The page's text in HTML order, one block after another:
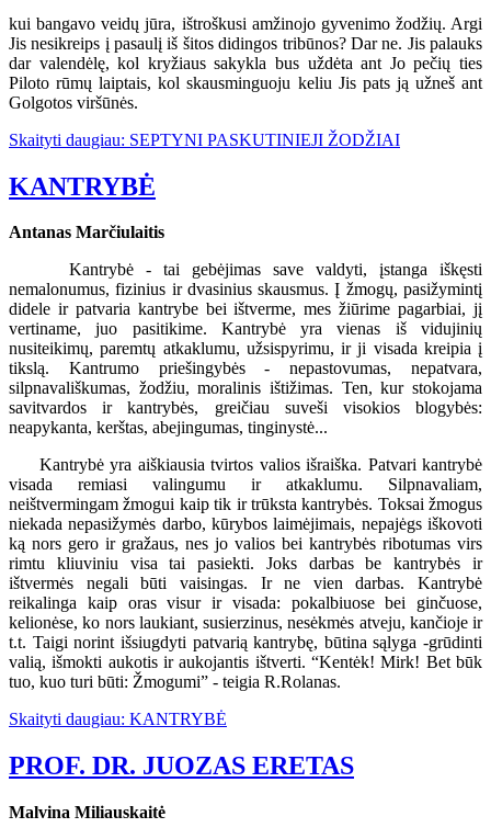
kui bangavo veidų jūra, ištroškusi amžinojo gyvenimo žodžių. Argi
Jis nesikreips į pasaulį iš šitos didingos tribūnos? Dar ne. Jis palauks
dar valendėlę, kol kryžiaus sakykla bus uždėta ant Jo pečių ties
Piloto rūmų laiptais, kol skausminguoju keliu Jis pats ją užneš ant
Golgotos viršūnės.
Skaityti daugiau: SEPTYNI PASKUTINIEJI ŽODŽIAI
KANTRYBĖ
Antanas Marčiulaitis
Kantrybė - tai gebėjimas save valdyti, įstanga iškęsti
nemalonumus, fizinius ir dvasinius skausmus. Į žmogų, pasižymintį
didele ir patvaria kantrybe bei ištverme, mes žiūrime pagarbiai, jį
vertiname, juo pasitikime. Kantrybė yra vienas iš vidujinių
nusiteikimų, paremtų atkaklumu, užsispyrimu, ir ji visada kreipia į
tikslą. Kantrumo priešingybės - nepastovumas, nepatvara,
silpnavališkumas, žodžiu, moralinis ištižimas. Ten, kur stokojama
savitvardos ir kantrybės, greičiau suveši visokios blogybės:
neapykanta, kerštas, abejingumas, tinginystė...
Kantrybė yra aiškiausia tvirtos valios išraiška. Patvari kantrybė
visada remiasi valingumu ir atkaklumu. Silpnavaliam,
neištvermingam žmogui kaip tik ir trūksta kantrybės. Toksai žmogus
niekada nepasižymės darbo, kūrybos laimėjimais, nepajėgs iškovoti
ką nors gero ir gražaus, nes jo valios bei kantrybės ribotumas virs
rimtu kliuviniu visa tai pasiekti. Joks darbas be kantrybės ir
ištvermės negali būti vaisingas. Ir ne vien darbas. Kantrybė
reikalinga kaip oras visur ir visada: pokalbiuose bei ginčuose,
kelionėse, ko nors laukiant, susierzinus, nesėkmės atveju, kančioje ir
t.t. Taigi norint išsiugdyti patvarią kantrybę, būtina sąlyga -grūdinti
valią, išmokti aukotis ir aukojantis ištverti. “Kentėk! Mirk! Bet būk
tuo, kuo turi būti: Žmogumi” - teigia R.Rolanas.
Skaityti daugiau: KANTRYBĖ
PROF. DR. JUOZAS ERETAS
Malvina Miliauskaitė